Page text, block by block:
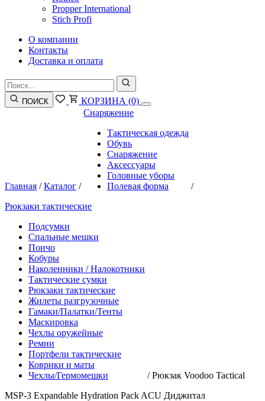
Propper International
Stich Profi
О компании
Контакты
Доставка и оплата
ПОИСК КОРЗИНА (0)
Главная /Каталог /
Снаряжение
Тактическая одежда
Обувь
Снаряжение
Аксессуары
Головные уборы
Полевая форма
/
Рюкзаки тактические
Подсумки
Спальные мешки
Пончо
Кобуры
Наколенники / Налокотники
Тактические сумки
Рюкзаки тактические
Жилеты разгрузочные
Гамаки/Палатки/Тенты
Маскировка
Чехлы оружейные
Ремни
Портфели тактические
Коврики и маты
Чехлы/Гермомешки
/Рюкзак Voodoo Tactical
MSP-3 Expandable Hydration Pack ACU Диджитал